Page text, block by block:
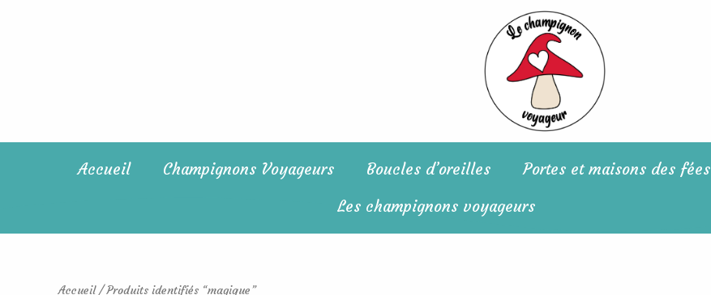
Accueil Champignons Voyageurs Boucles d’oreilles Portes et maisons des fées
Les champignons voyageurs
Accueil/ Produits identifiés “magique”